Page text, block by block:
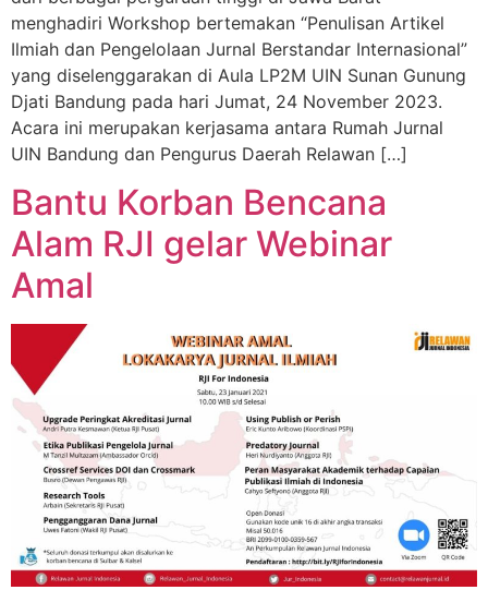
menghadiri Workshop bertemakan “Penulisan Artikel
Ilmiah dan Pengelolaan Jurnal Berstandar Internasional”
yang diselenggarakan di Aula LP2M UIN Sunan Gunung
Djati Bandung pada hari Jumat, 24 November 2023.
Acara ini merupakan kerjasama antara Rumah Jurnal
UIN Bandung dan Pengurus Daerah Relawan […]
Bantu Korban Bencana
Alam RJI gelar Webinar
Amal